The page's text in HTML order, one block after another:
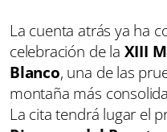
La cuenta atrás ya ha
celebración de la XIII
Blanco, una de las
montaña más
La cita tendrá lugar el